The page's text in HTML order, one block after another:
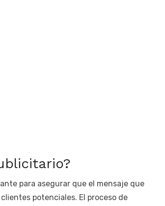
para asegurar que el mensaje que
potenciales. El proceso de